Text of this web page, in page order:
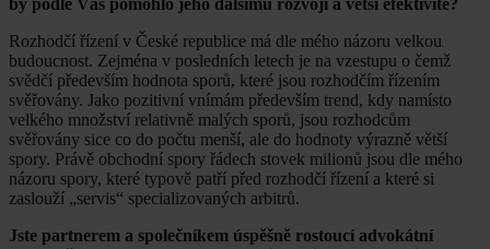
by podle Vás pomohlo jeho dalšímu rozvoji a větší efektivitě?
Rozhodčí řízení v České republice má dle mého názoru velkou
budoucnost. Zejména v posledních letech je na vzestupu o čemž
svědčí především hodnota sporů, které jsou rozhodčím řízením
svěřovány. Jako pozitivní vnímám především trend, kdy namísto
velkého množství relativně malých sporů, jsou rozhodcům
svěřovány sice co do počtu menší, ale do hodnoty výrazně větší
spory. Právě obchodní spory řádech stovek milionů jsou dle mého
názoru spory, které typově patří před rozhodčí řízení a které si
zaslouží „servis“ specializovaných arbitrů.
Jste partnerem a společníkem úspěšně rostoucí advokátní